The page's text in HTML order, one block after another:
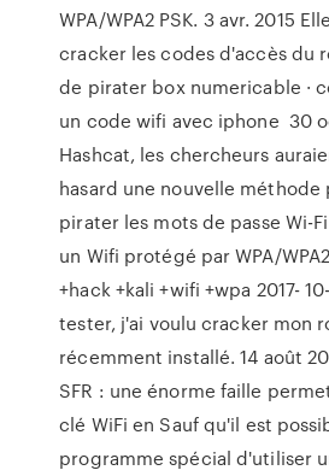
WPA/WPA2 PSK. 3 avr. 2015
cracker les codes d'accès du
de pirater box numericable ·
un code wifi avec iphone 30
Hashcat, les chercheurs
hasard une nouvelle
pirater les mots de passe Wi-
un Wifi protégé par WPA/
+hack +kali +wifi +wpa 2017-
tester, j'ai voulu cracker mon
récemment installé. 14 août
SFR : une énorme faille
clé WiFi en Sauf qu'il est
programme spécial d'utiliser